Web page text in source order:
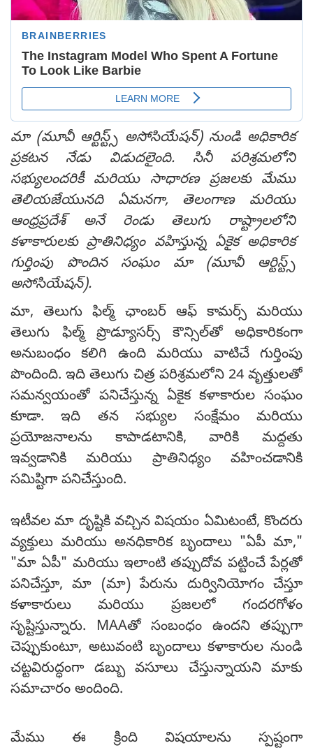
మా (మూవీ ఆర్టిస్ట్స్ అసోసియేషన్) నుండి అధికారిక
ప్రకటన నేడు విడుదలైంది. సినీ పరిశ్రమలోని
సభ్యులందరికీ మరియు సాధారణ ప్రజలకు మేము
తెలియజేయునది ఏమనగా, తెలంగాణ మరియు
ఆంధ్రప్రదేశ్ అనే రెండు తెలుగు రాష్ట్రాలలోని
కళాకారులకు ప్రాతినిధ్యం వహిస్తున్న ఏకైక అధికారిక
గుర్తింపు పొందిన సంఘం మా (మూవీ ఆర్టిస్ట్స్
అసోసియేషన్).
మా, తెలుగు ఫిల్మ్ ఛాంబర్ ఆఫ్ కామర్స్ మరియు
తెలుగు ఫిల్మ్ ప్రొడ్యూసర్స్ కౌన్సిల్‌తో అధికారికంగా
అనుబంధం కలిగి ఉంది మరియు వాటిచే గుర్తింపు
పొందింది. ఇది తెలుగు చిత్ర పరిశ్రమలోని 24 వృత్తులతో
సమన్వయంతో పనిచేస్తున్న ఏకైక కళాకారుల సంఘం
కూడా. ఇది తన సభ్యుల సంక్షేమం మరియు
ప్రయోజనాలను కాపాడటానికి, వారికి మద్దతు
ఇవ్వడానికి మరియు ప్రాతినిధ్యం వహించడానికి
సమిష్టిగా పనిచేస్తుంది.
ఇటీవల మా దృష్టికి వచ్చిన విషయం ఏమిటంటే, కొందరు
వ్యక్తులు మరియు అనధికారిక బృందాలు "ఏపీ మా,"
"మా ఏపీ" మరియు ఇలాంటి తప్పుదోవ పట్టించే పేర్లతో
పనిచేస్తూ, మా (మా) పేరును దుర్వినియోగం చేస్తూ
కళాకారులు మరియు ప్రజలలో గందరగోళం
సృష్టిస్తున్నారు. MAAతో సంబంధం ఉందని తప్పుగా
చెప్పుకుంటూ, అటువంటి బృందాలు కళాకారుల నుండి
చట్టవిరుద్ధంగా డబ్బు వసూలు చేస్తున్నాయని మాకు
సమాచారం అందింది.
మేము ఈ క్రింది విషయాలను స్పష్టంగా